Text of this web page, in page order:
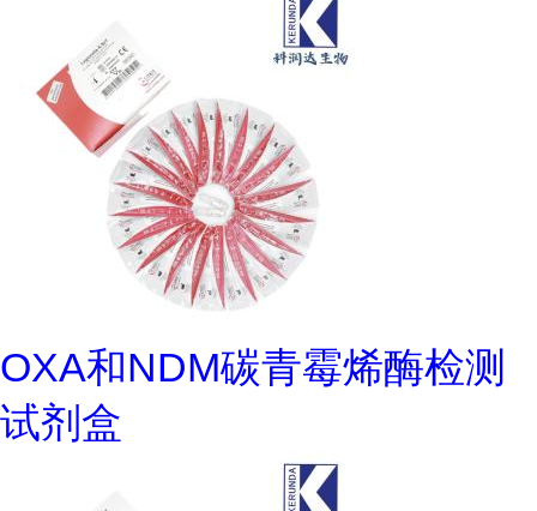
OXA和NDM碳青霉烯酶检测
试剂盒